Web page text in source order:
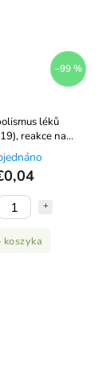
–99 %
léků
reakce na
koszyka